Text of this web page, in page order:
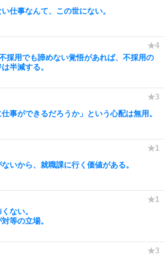
い仕事なんて、この世にない。
採用でも諦めない覚悟があれば、不採用の
半減する。
仕事ができるだろうか」という心配は無用。
いから、就職課に行く価値がある。
ない。
等の立場。